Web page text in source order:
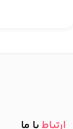
ارتباط با ما